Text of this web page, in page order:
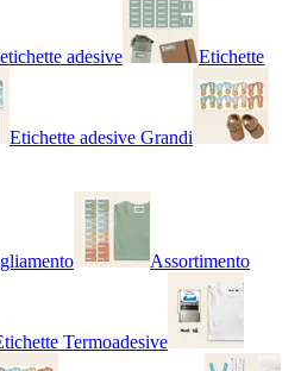
adesive Etichette
Etichette adesive Grandi
Assortimento
Termoadesive